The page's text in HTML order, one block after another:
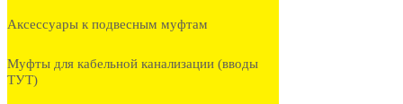
Аксессуары к подвесным муфтам
Муфты для кабельной канализации (вводы
ТУТ)